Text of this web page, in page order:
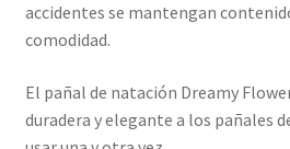
accidentes se mantengan
comodidad.
El pañal de natación Dreamy
duradera y elegante a los pañales